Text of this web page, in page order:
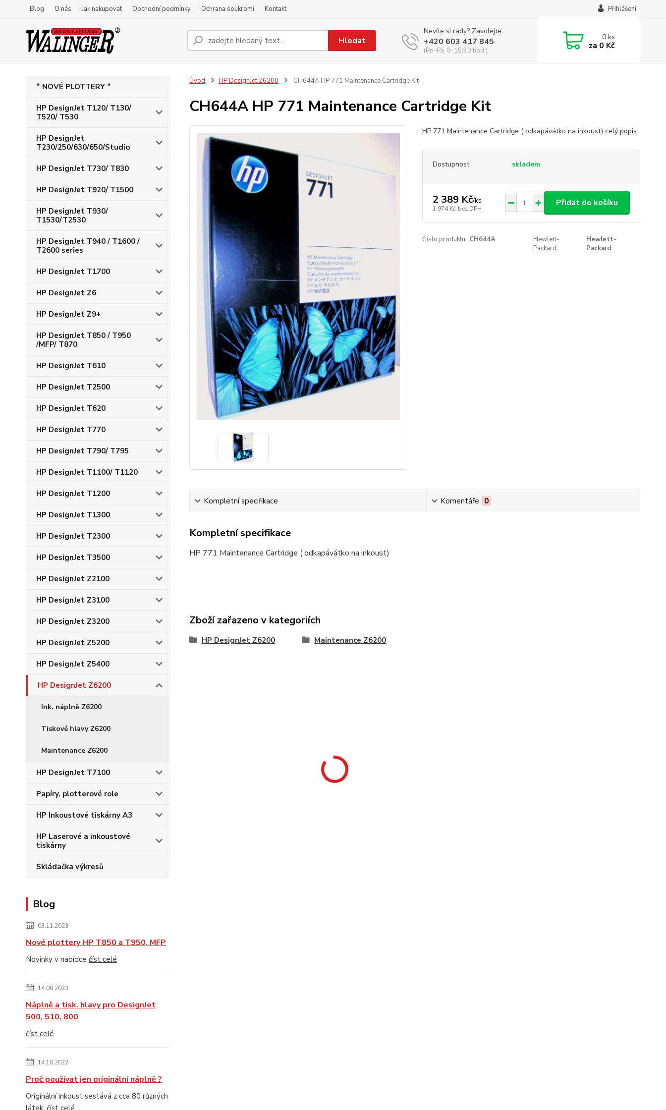
Blog O nás Jak nakupovat Obchodní podmínky Ochrana soukromí Kontakt Přihlášení
Hledat
Nevíte si rady? Zavolejte.
+420 603 417 845
(Po-Pá, 8-15:30 hod.)
0ks
za 0 Kč
* NOVÉ PLOTTERY *
HP DesignJet T120/ T130/
T520/ T530
HP DesignJet
T230/250/630/650/Studio
HP DesignJet T730/ T830
HP DesignJet T920/ T1500
HP DesignJet T930/
T1530/T2530
HP DesignJet T940 / T1600 /
T2600 series
HP DesignJet T1700
HP DesignJet Z6
HP DesignJet Z9+
HP DesignJet T850 / T950
/MFP/ T870
HP DesignJet T610
HP DesignJet T2500
HP DesignJet T620
HP DesignJet T770
HP DesignJet T790/ T795
HP DesignJet T1100/ T1120
HP DesignJet T1200
HP DesignJet T1300
HP DesignJet T2300
HP DesignJet T3500
HP DesignJet Z2100
HP DesignJet Z3100
HP DesignJet Z3200
HP DesignJet Z5200
HP DesignJet Z5400
HP DesignJet Z6200
Ink. náplně Z6200
Tiskové hlavy Z6200
Maintenance Z6200
HP DesignJet T7100
Papíry, plotterové role
HP Inkoustové tiskárny A3
HP Laserové a inkoustové
tiskárny
Skládačka výkresů
Blog
03.11.2023
Nové plottery HP T850 a T950, MFP
Novinky v nabídce číst celé
14.08.2023
Náplně a tisk. hlavy pro DesignJet
500, 510, 800
číst celé
14.10.2022
Proč používat jen originální náplně ?
Originální inkoust sestává z cca 80 různých
látek. číst celé
Úvod HP DesignJet Z6200 CH644A HP 771 Maintenance Cartridge Kit
CH644A HP 771 Maintenance Cartridge Kit
HP 771 Maintenance Cartridge ( odkapávátko na inkoust) celý popis
Dostupnost skladem
2 389 Kč/ks
1 974 Kč bez DPH
Přidat do košíku
Číslo produktu: CH644A
Hewlett-
Packard:
Hewlett-
Packard
Kompletní specifikace Komentáře 0
Kompletní specifikace
HP 771 Maintenance Cartridge ( odkapávátko na inkoust)
Zboží zařazeno v kategoriích
HP DesignJet Z6200 Maintenance Z6200